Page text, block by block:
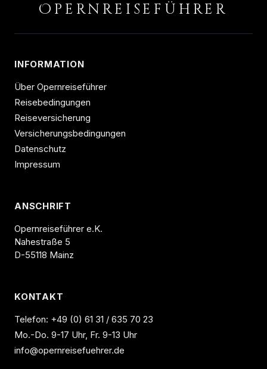
O PERNREISEFÜHRER
INFORMATION
Über Opernreiseführer
Reisebedingungen
Reiseversicherung
Versicherungsbedingungen
Datenschutz
Impressum
ANSCHRIFT
Opernreiseführer e.K.
Nahestraße 5
D-55118 Mainz
KONTAKT
Telefon: +49 (0) 61 31 / 635 70 23
Mo.-Do. 9-17 Uhr, Fr. 9-13 Uhr
info@opernreisefuehrer.de